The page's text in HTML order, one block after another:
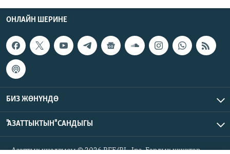
ОНЛАЙН ШЕРИНЕ
БИЗ ЖӨНҮНДӨ
"АЗАТТЫКТЫН" САНДЫГЫ
Азаттык үналгысы © 2026 RFE/RL, Inc. Бардык укуктар